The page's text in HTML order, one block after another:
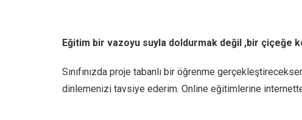
Eğitim bir vazoyu suyla doldurmak değil ,bir çiçeğe
Sınıfınızda proje tabanlı bir öğrenme
dinlemenizi tavsiye ederim. Online eğitimlerine